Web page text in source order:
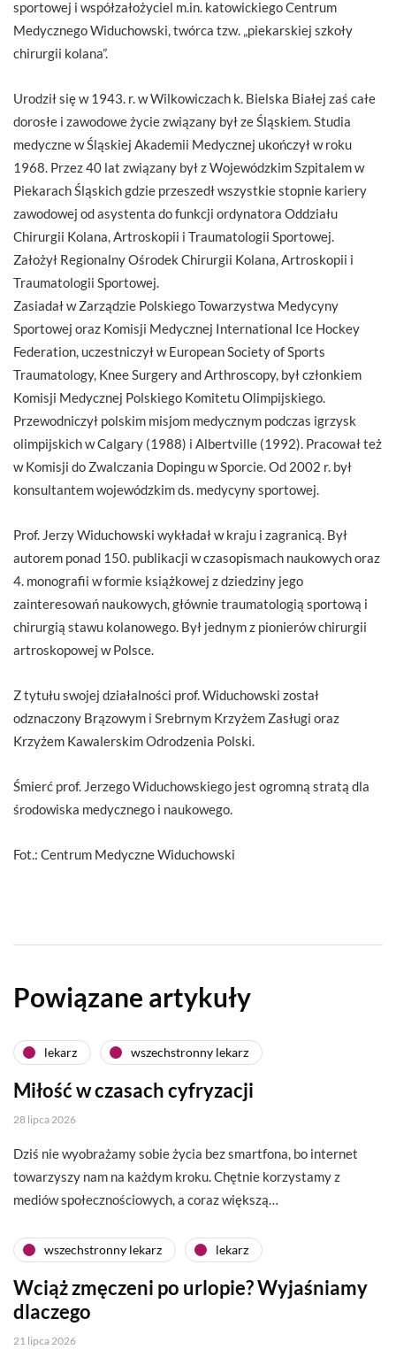
sportowej i współzałożyciel m.in. katowickiego Centrum
Medycznego Widuchowski, twórca tzw. „piekarskiej szkoły
chirurgii kolana”.
Urodził się w 1943. r. w Wilkowiczach k. Bielska Białej zaś całe
dorosłe i zawodowe życie związany był ze Śląskiem. Studia
medyczne w Śląskiej Akademii Medycznej ukończył w roku
1968. Przez 40 lat związany był z Wojewódzkim Szpitalem w
Piekarach Śląskich gdzie przeszedł wszystkie stopnie kariery
zawodowej od asystenta do funkcji ordynatora Oddziału
Chirurgii Kolana, Artroskopii i Traumatologii Sportowej.
Założył Regionalny Ośrodek Chirurgii Kolana, Artroskopii i
Traumatologii Sportowej.
Zasiadał w Zarządzie Polskiego Towarzystwa Medycyny
Sportowej oraz Komisji Medycznej International Ice Hockey
Federation, uczestniczył w European Society of Sports
Traumatology, Knee Surgery and Arthroscopy, był członkiem
Komisji Medycznej Polskiego Komitetu Olimpijskiego.
Przewodniczył polskim misjom medycznym podczas igrzysk
olimpijskich w Calgary (1988) i Albertville (1992). Pracował też
w Komisji do Zwalczania Dopingu w Sporcie. Od 2002 r. był
konsultantem wojewódzkim ds. medycyny sportowej.
Prof. Jerzy Widuchowski wykładał w kraju i zagranicą. Był
autorem ponad 150. publikacji w czasopismach naukowych oraz
4. monografii w formie książkowej z dziedziny jego
zainteresowań naukowych, głównie traumatologią sportową i
chirurgią stawu kolanowego. Był jednym z pionierów chirurgii
artroskopowej w Polsce.
Z tytułu swojej działalności prof. Widuchowski został
odznaczony Brązowym i Srebrnym Krzyżem Zasługi oraz
Krzyżem Kawalerskim Odrodzenia Polski.
Śmierć prof. Jerzego Widuchowskiego jest ogromną stratą dla
środowiska medycznego i naukowego.
Fot.: Centrum Medyczne Widuchowski
Powiązane artykuły
lekarz wszechstronny lekarz
Miłość w czasach cyfryzacji
28 lipca 2026
Dziś nie wyobrażamy sobie życia bez smartfona, bo internet
towarzyszy nam na każdym kroku. Chętnie korzystamy z
mediów społecznościowych, a coraz większą…
wszechstronny lekarz lekarz
Wciąż zmęczeni po urlopie? Wyjaśniamy
dlaczego
21 lipca 2026